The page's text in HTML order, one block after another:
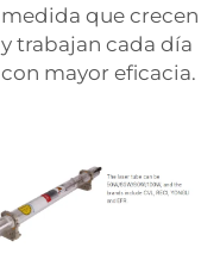
medida que crecen
y trabajan cada día
con mayor eficacia.